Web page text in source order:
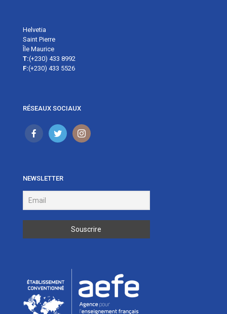
Helvetia
Saint Pierre
Île Maurice
T:(+230) 433 8992
F:(+230) 433 5526
RÉSEAUX SOCIAUX
NEWSLETTER